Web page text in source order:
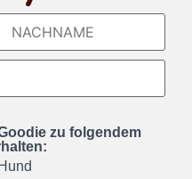
zu folgendem